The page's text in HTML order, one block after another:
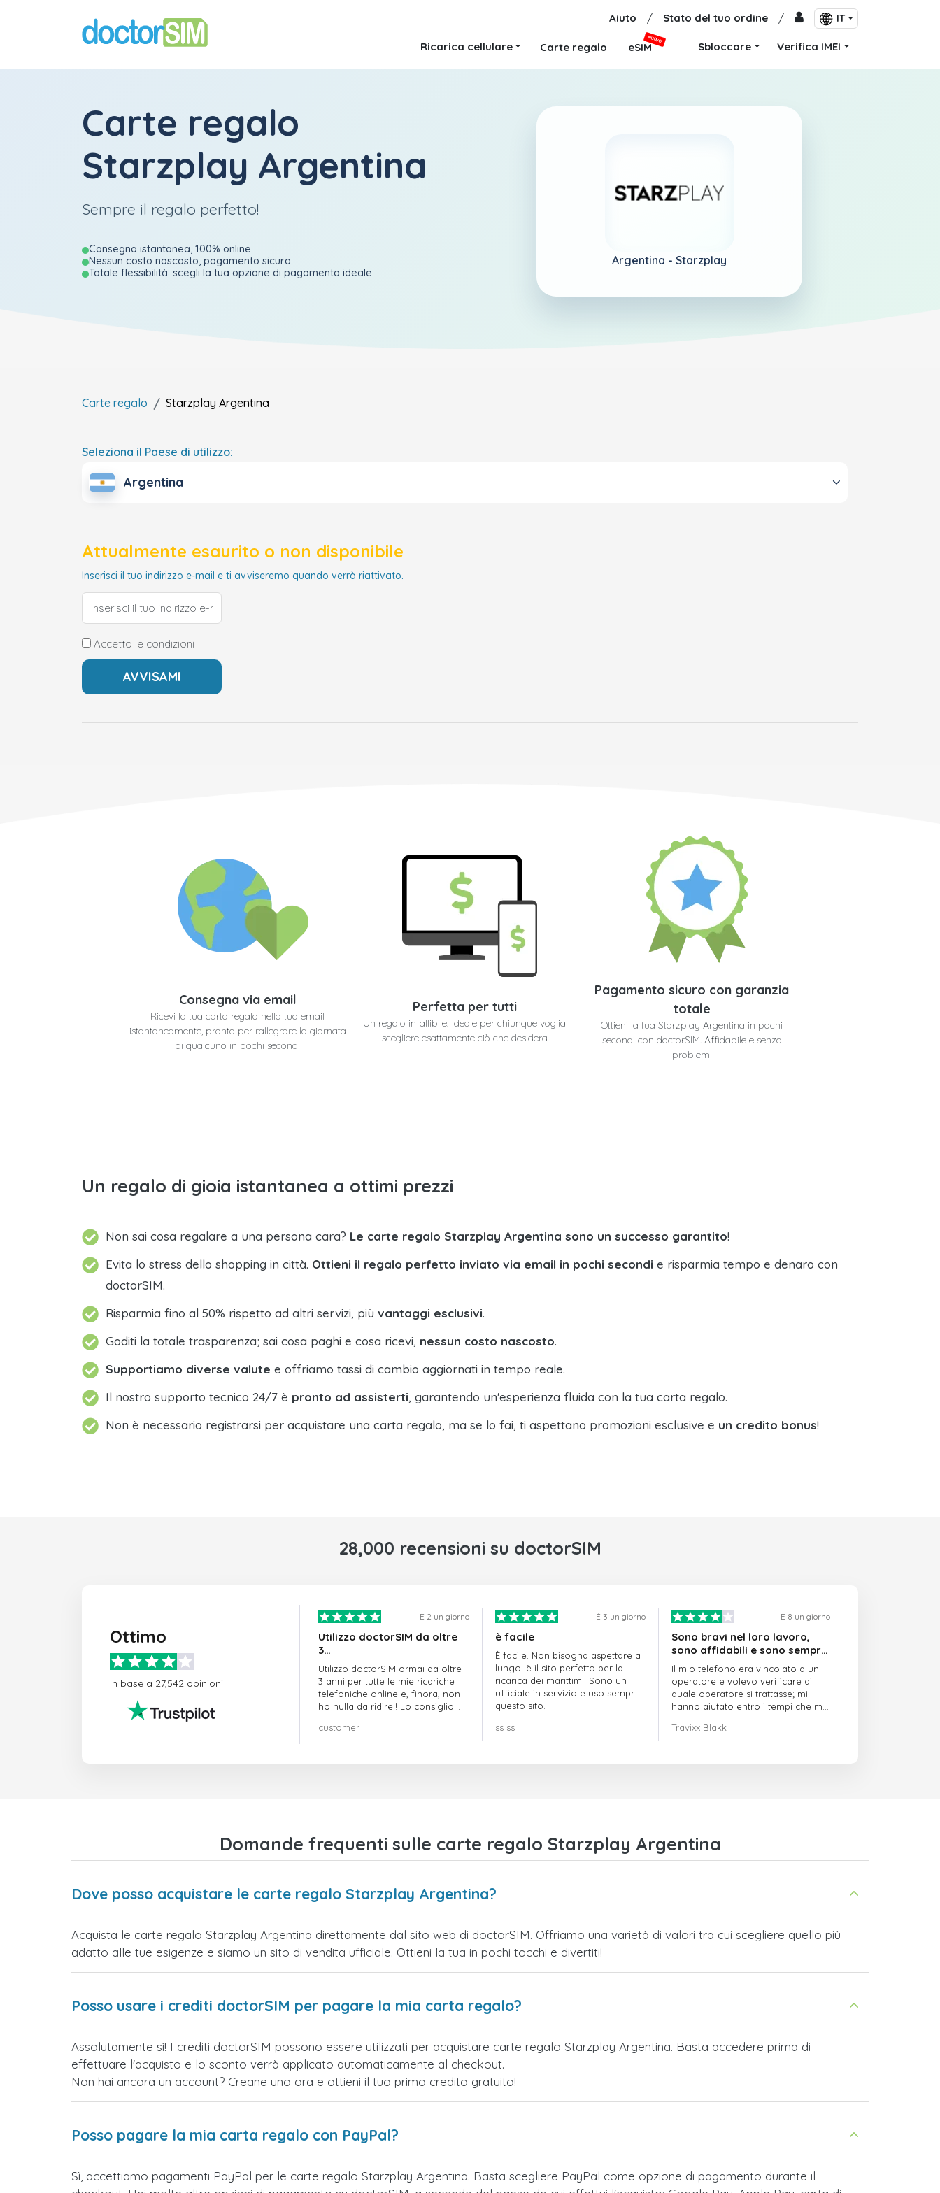
Aiuto / Stato del tuo ordine / IT
Ricarica cellulare Carte regalo eSIM
NUOVO
Sbloccare Verifica IMEI
Carte regalo
Starzplay Argentina
Sempre il regalo perfetto!
Consegna istantanea, 100% online
Nessun costo nascosto, pagamento sicuro
Totale flessibilità: scegli la tua opzione di pagamento ideale
Argentina - Starzplay
Carte regalo Starzplay Argentina
Seleziona il Paese di utilizzo:
Argentina
Attualmente esaurito o non disponibile
Inserisci il tuo indirizzo e-mail e ti avviseremo quando verrà riattivato.
Accetto le condizioni
Consegna via email
Ricevi la tua carta regalo nella tua email
istantaneamente, pronta per rallegrare la giornata
di qualcuno in pochi secondi
Perfetta per tutti
Un regalo infallibile! Ideale per chiunque voglia
scegliere esattamente ciò che desidera
Pagamento sicuro con garanzia
totale
Ottieni la tua Starzplay Argentina in pochi
secondi con doctorSIM. Affidabile e senza
problemi
Un regalo di gioia istantanea a ottimi prezzi
Non sai cosa regalare a una persona cara? Le carte regalo Starzplay Argentina sono un successo garantito!
Evita lo stress dello shopping in città. Ottieni il regalo perfetto inviato via email in pochi secondi e risparmia tempo e denaro con
doctorSIM.
Risparmia fino al 50% rispetto ad altri servizi, più vantaggi esclusivi.
Goditi la totale trasparenza; sai cosa paghi e cosa ricevi, nessun costo nascosto.
Supportiamo diverse valute e offriamo tassi di cambio aggiornati in tempo reale.
Il nostro supporto tecnico 24/7 è pronto ad assisterti, garantendo un'esperienza fluida con la tua carta regalo.
Non è necessario registrarsi per acquistare una carta regalo, ma se lo fai, ti aspettano promozioni esclusive e un credito bonus!
28,000 recensioni su doctorSIM
Ottimo
In base a 27,542 opinioni
È 2 un giorno
Utilizzo doctorSIM da oltre
3…
Utilizzo doctorSIM ormai da oltre
3 anni per tutte le mie ricariche
telefoniche online e, finora, non
ho nulla da ridire!! Lo consiglio
customer
È 3 un giorno
è facile
È facile. Non bisogna aspettare a
lungo: è il sito perfetto per la
ricarica dei marittimi. Sono un
ufficiale in servizio e uso sempre
questo sito.
ss ss
È 8 un giorno
Sono bravi nel loro lavoro,
sono affidabili e sono sempre
puntuali
Il mio telefono era vincolato a un
operatore e volevo verificare di
quale operatore si trattasse; mi
hanno aiutato entro i tempi che mi
Travixx Blakk
Domande frequenti sulle carte regalo Starzplay Argentina
Dove posso acquistare le carte regalo Starzplay Argentina?
Acquista le carte regalo Starzplay Argentina direttamente dal sito web di doctorSIM. Offriamo una varietà di valori tra cui scegliere quello più
adatto alle tue esigenze e siamo un sito di vendita ufficiale. Ottieni la tua in pochi tocchi e divertiti!
Posso usare i crediti doctorSIM per pagare la mia carta regalo?
Assolutamente sì! I crediti doctorSIM possono essere utilizzati per acquistare carte regalo Starzplay Argentina. Basta accedere prima di
effettuare l'acquisto e lo sconto verrà applicato automaticamente al checkout.
Non hai ancora un account? Creane uno ora e ottieni il tuo primo credito gratuito!
Posso pagare la mia carta regalo con PayPal?
Sì, accettiamo pagamenti PayPal per le carte regalo Starzplay Argentina. Basta scegliere PayPal come opzione di pagamento durante il